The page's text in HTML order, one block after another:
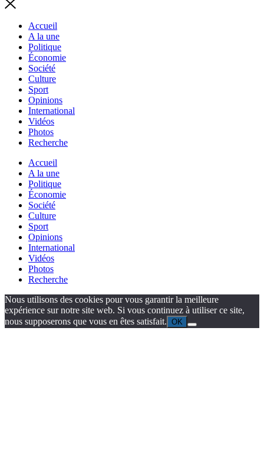
Accueil
A la une
Politique
Économie
Société
Culture
Sport
Opinions
International
Vidéos
Photos
Recherche
Accueil
A la une
Politique
Économie
Société
Culture
Sport
Opinions
International
Vidéos
Photos
Recherche
Nous utilisons des cookies pour vous garantir la meilleure
expérience sur notre site web. Si vous continuez à utiliser ce site,
nous supposerons que vous en êtes satisfait. OK